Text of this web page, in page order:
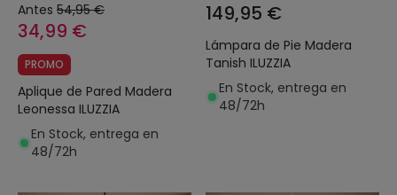
Antes 54,95 €
34,99 €
PROMO
Aplique de Pared Madera
Leonessa ILUZZIA
En Stock, entrega en
48/72h
149,95 €
Lámpara de Pie Madera
Tanish ILUZZIA
En Stock, entrega en
48/72h